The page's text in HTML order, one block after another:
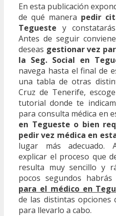
En esta publicación
de qué manera pedir
Tegueste y
Antes de seguir
deseas gestionar vez
la Seg. Social en
navega hasta el final de
una tabla de otras
Cruz de Tenerife,
tutorial donde te
para consulta médica en
en Tegueste o bien
pedir vez médica en
lugar más adecuado.
explicar el proceso que
resulta muy sencillo y
pocos segundos
para el médico en
de las distintas opciones
para llevarlo a cabo.